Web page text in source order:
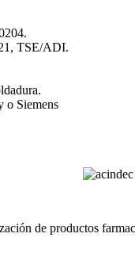
TSE/ADI.
o Siemens
de productos